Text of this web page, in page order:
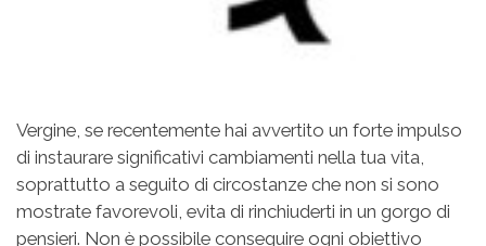
Vergine, se recentemente hai avvertito un forte impulso
di instaurare significativi cambiamenti nella tua vita,
soprattutto a seguito di circostanze che non si sono
mostrate favorevoli, evita di rinchiuderti in un gorgo di
pensieri. Non è possibile conseguire ogni obiettivo